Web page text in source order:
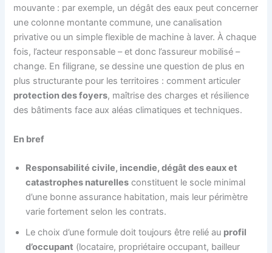
mouvante : par exemple, un dégât des eaux peut concerner
une colonne montante commune, une canalisation
privative ou un simple flexible de machine à laver. À chaque
fois, l’acteur responsable – et donc l’assureur mobilisé –
change. En filigrane, se dessine une question de plus en
plus structurante pour les territoires : comment articuler
protection des foyers, maîtrise des charges et résilience
des bâtiments face aux aléas climatiques et techniques.
En bref
Responsabilité civile, incendie, dégât des eaux et
catastrophes naturelles constituent le socle minimal
d’une bonne assurance habitation, mais leur périmètre
varie fortement selon les contrats.
Le choix d’une formule doit toujours être relié au profil
d’occupant (locataire, propriétaire occupant, bailleur